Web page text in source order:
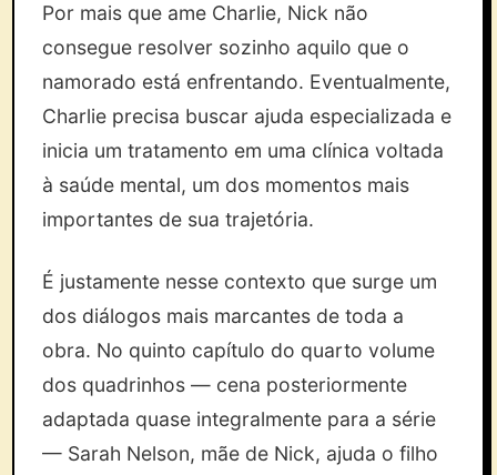
Por mais que ame Charlie, Nick não
consegue resolver sozinho aquilo que o
namorado está enfrentando. Eventualmente,
Charlie precisa buscar ajuda especializada e
inicia um tratamento em uma clínica voltada
à saúde mental, um dos momentos mais
importantes de sua trajetória.
É justamente nesse contexto que surge um
dos diálogos mais marcantes de toda a
obra. No quinto capítulo do quarto volume
dos quadrinhos — cena posteriormente
adaptada quase integralmente para a série
— Sarah Nelson, mãe de Nick, ajuda o filho